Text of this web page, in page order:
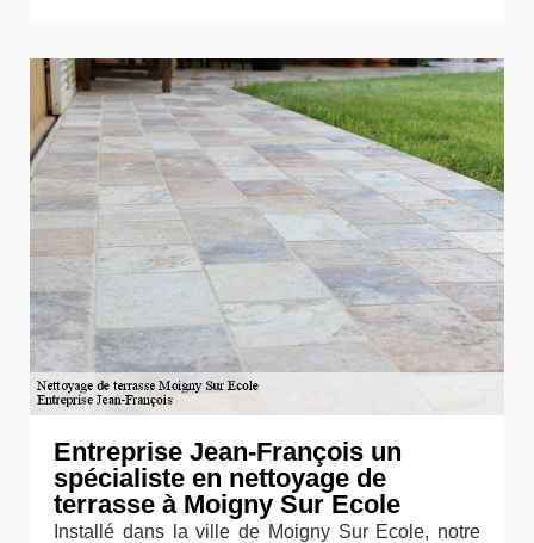
Entreprise Jean-François un
spécialiste en nettoyage de
terrasse à Moigny Sur Ecole
Installé dans la ville de Moigny Sur Ecole, notre